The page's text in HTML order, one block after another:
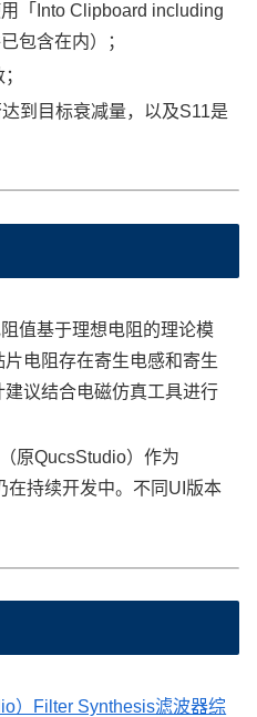
「Into Clipboard including
包含在内）；
到目标衰减量，以及S11是
值基于理想电阻的理论模
电阻存在寄生电感和寄生
议结合电磁仿真工具进行
原QucsStudio）作为
在持续开发中。不同UI版本
）Filter Synthesis滤波器综